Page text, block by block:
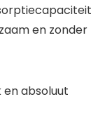
en zonder
absoluut